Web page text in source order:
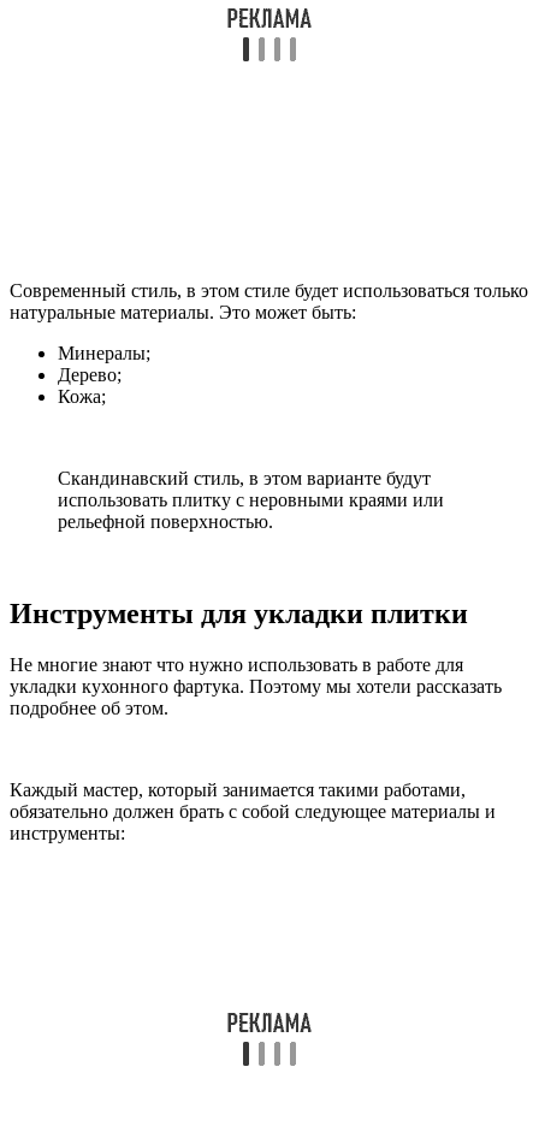
Современный стиль, в этом стиле будет использоваться только
натуральные материалы. Это может быть:
Минералы;
Дерево;
Кожа;
Скандинавский стиль, в этом варианте будут
использовать плитку с неровными краями или
рельефной поверхностью.
Инструменты для укладки плитки
Не многие знают что нужно использовать в работе для
укладки кухонного фартука. Поэтому мы хотели рассказать
подробнее об этом.
Каждый мастер, который занимается такими работами,
обязательно должен брать с собой следующее материалы и
инструменты: